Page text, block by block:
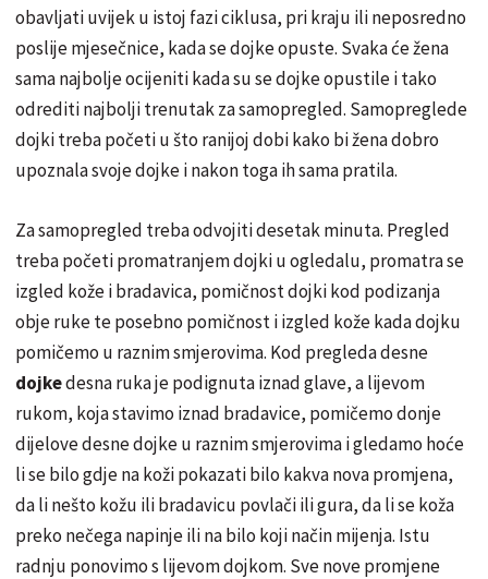
obavljati uvijek u istoj fazi ciklusa, pri kraju ili neposredno
poslije mjesečnice, kada se dojke opuste. Svaka će žena
sama najbolje ocijeniti kada su se dojke opustile i tako
odrediti najbolji trenutak za samopregled. Samopreglede
dojki treba početi u što ranijoj dobi kako bi žena dobro
upoznala svoje dojke i nakon toga ih sama pratila.
Za samopregled treba odvojiti desetak minuta. Pregled
treba početi promatranjem dojki u ogledalu, promatra se
izgled kože i bradavica, pomičnost dojki kod podizanja
obje ruke te posebno pomičnost i izgled kože kada dojku
pomičemo u raznim smjerovima. Kod pregleda desne
dojkedesna ruka je podignuta iznad glave, a lijevom
rukom, koja stavimo iznad bradavice, pomičemo donje
dijelove desne dojke u raznim smjerovima i gledamo hoće
li se bilo gdje na koži pokazati bilo kakva nova promjena,
da li nešto kožu ili bradavicu povlači ili gura, da li se koža
preko nečega napinje ili na bilo koji način mijenja. Istu
radnju ponovimo s lijevom dojkom. Sve nove promjene